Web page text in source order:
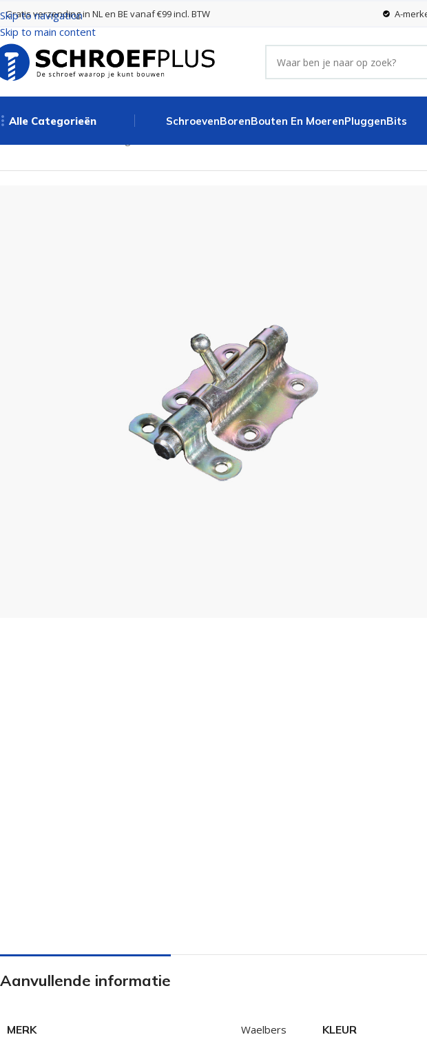
Skip to navigation
Skip to main content
Gratis verzending in NL en BE vanaf €99 incl. BTW A-
Alle Categorieën
Potdekselschroeven
Paalhouderschroeven
Vleugelteks schroeven
SchroevenBorenBouten En MoerenPluggenBits
Aanvullende informatie
MERK Waelbers KLEUR